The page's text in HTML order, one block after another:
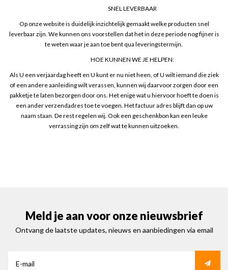
SNEL LEVERBAAR
Op onze website is duidelijk inzichtelijk gemaakt welke producten snel
leverbaar zijn. We kunnen ons voorstellen dat het in deze periode nog fijner is
te weten waar je aan toe bent qua leveringstermijn.
HOE KUNNEN WE JE HELPEN:
Als U een verjaardag heeft en U kunt er nu niet heen, of U wilt iemand die ziek
of een andere aanleiding wilt verassen, kunnen wij daarvoor zorgen door een
pakketje te laten bezorgen door ons. Het enige wat u hiervoor hoeft te doen is
een ander verzendadres toe te voegen. Het factuur adres blijft dan op uw
naam staan. De rest regelen wij. Ook een geschenkbon kan een leuke
verrassing zijn om zelf wat te kunnen uitzoeken.
Meld je aan voor onze nieuwsbrief
Ontvang de laatste updates, nieuws en aanbiedingen via email